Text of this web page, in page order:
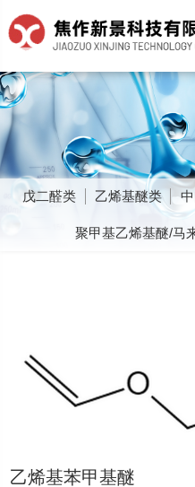
戊二醛类 乙烯基醚类
聚甲基乙烯基醚/马
乙烯基苯甲基醚